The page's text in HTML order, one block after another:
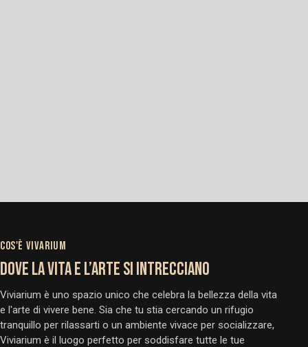
COS'È VIVARIUM
DOVE LA VITA E L’ARTE SI INTRECCIANO
Viviarium è uno spazio unico che celebra la bellezza della vita
e l'arte di vivere bene. Sia che tu stia cercando un rifugio
tranquillo per rilassarti o un ambiente vivace per socializzare,
Viviarium è il luogo perfetto per soddisfare tutte le tue